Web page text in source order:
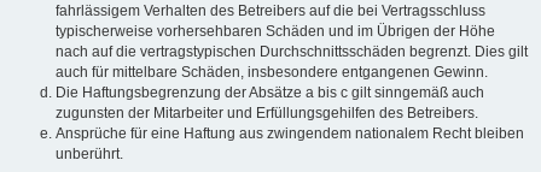
fahrlässigem Verhalten des Betreibers auf die bei Vertragsschluss
typischerweise vorhersehbaren Schäden und im Übrigen der Höhe
nach auf die vertragstypischen Durchschnittsschäden begrenzt. Dies gilt
auch für mittelbare Schäden, insbesondere entgangenen Gewinn.
Die Haftungsbegrenzung der Absätze a bis c gilt sinngemäß auch
zugunsten der Mitarbeiter und Erfüllungsgehilfen des Betreibers.
Ansprüche für eine Haftung aus zwingendem nationalem Recht bleiben
unberührt.